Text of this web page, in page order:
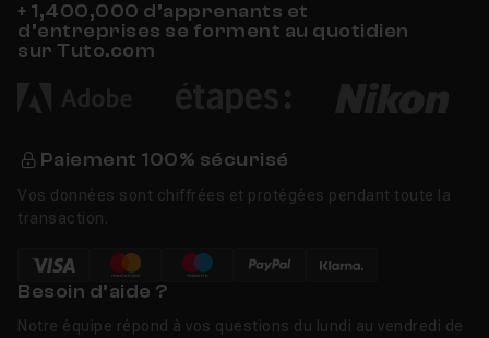
+ 1,400,000 d’apprenants et
d’entreprises se forment au quotidien
sur Tuto.com
Paiement 100% sécurisé
Vos données sont chiffrées et protégées pendant toute la
transaction.
Besoin d’aide ?
Notre équipe répond à vos questions du lundi au vendredi de